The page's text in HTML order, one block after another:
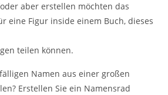
aber erstellen möchten das
eine Figur inside einem Buch, dieses
teilen können.
Namen aus einer großen
Erstellen Sie ein Namensrad